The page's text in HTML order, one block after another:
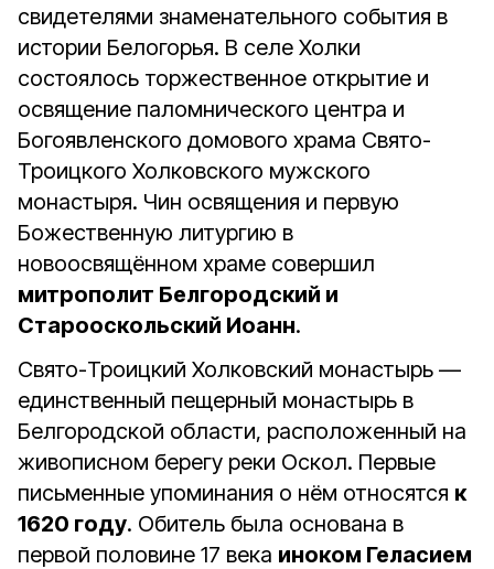
свидетелями знаменательного события в
истории Белогорья. В селе Холки
состоялось торжественное открытие и
освящение паломнического центра и
Богоявленского домового храма Свято-
Троицкого Холковского мужского
монастыря. Чин освящения и первую
Божественную литургию в
новоосвящённом храме совершил
митрополит Белгородский и
Старооскольский Иоанн.
Свято-Троицкий Холковский монастырь —
единственный пещерный монастырь в
Белгородской области, расположенный на
живописном берегу реки Оскол. Первые
письменные упоминания о нём относятся к
1620 году. Обитель была основана в
первой половине 17 века иноком Геласием